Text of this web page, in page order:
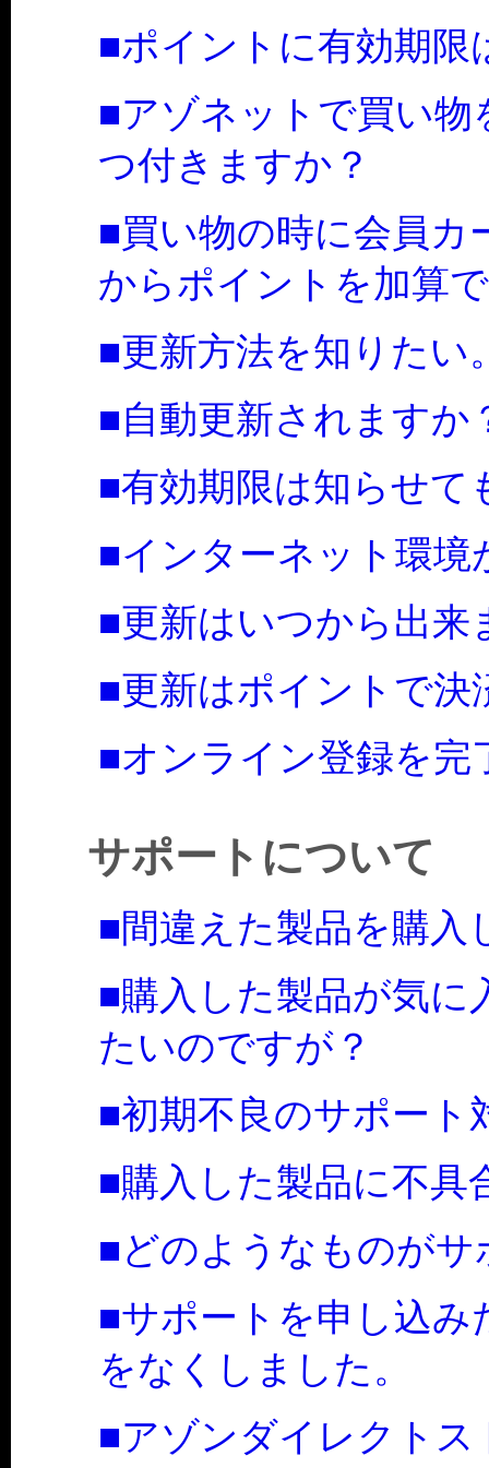
■ポイントに有効期限
■アゾネットで買い
つ付きますか？
■買い物の時に会員カ
からポイントを加算
■更新方法を知りたい
■自動更新されますか
■有効期限は知らせて
■インターネット環境
■更新はいつから出来
■更新はポイントで決
■オンライン登録を
サポートについて
■間違えた製品を購入
■購入した製品が気に
たいのですが？
■初期不良のサポート
■購入した製品に不具
■どのようなものが
■サポートを申し込み
をなくしました。
■アゾンダイレクトス